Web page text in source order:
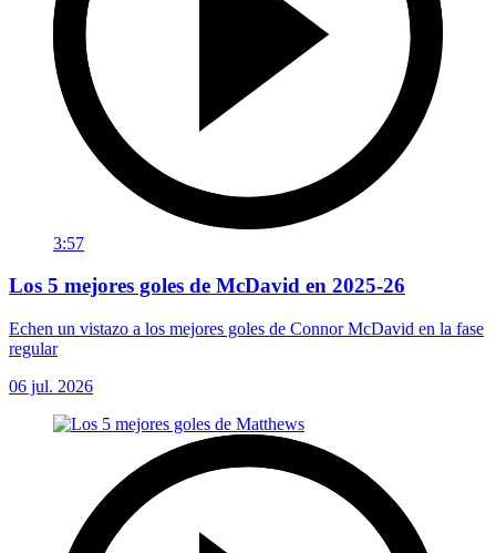
3:57
Los 5 mejores goles de McDavid en 2025-26
Echen un vistazo a los mejores goles de Connor McDavid en la fase
regular
06 jul. 2026